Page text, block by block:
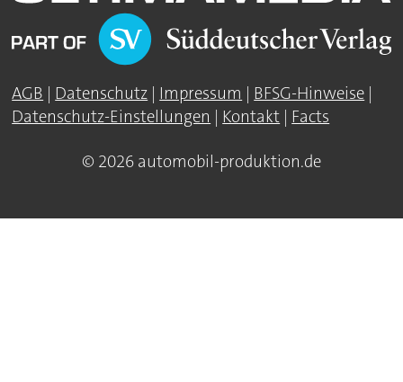
AGB Datenschutz Impressum BFSG-Hinweise
Datenschutz-Einstellungen
Kontakt Facts
© 2026 automobil-produktion.de